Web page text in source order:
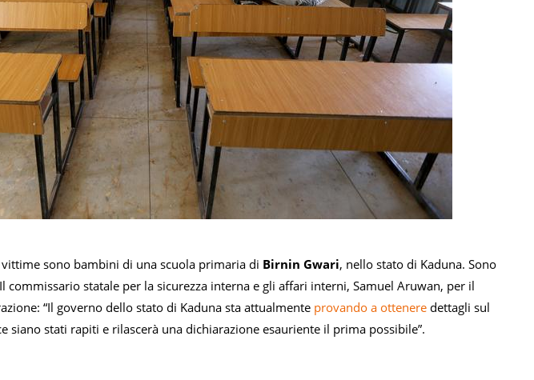
sono bambini di una scuola primaria di Birnin Gwari, nello stato di Kaduna. Sono
statale per la sicurezza interna e gli affari interni, Samuel Aruwan, per il
“Il governo dello stato di Kaduna sta attualmente provando a ottenere dettagli sul
siano stati rapiti e rilascerà una dichiarazione esauriente il prima possibile”.